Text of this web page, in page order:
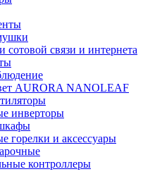
сотовой связи и интернета
AURORA NANOLEAF
инверторы
горелки и аксессуары
контроллеры